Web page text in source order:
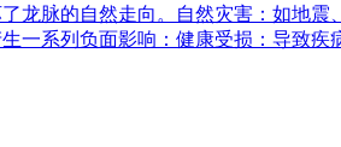
龙脉的自然走向。自然灾害：如地
一系列负面影响：健康受损：导致疾